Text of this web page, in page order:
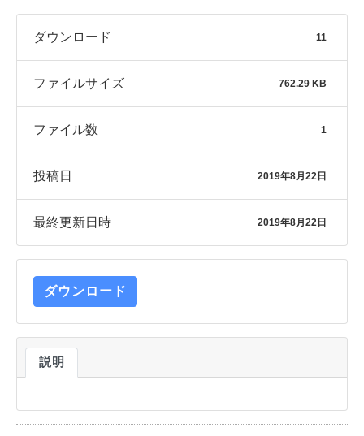
ダウンロード 11
ファイルサイズ 762.29 KB
ファイル数 1
投稿日 2019年8月22日
最終更新日時 2019年8月22日
ダウンロード
説明